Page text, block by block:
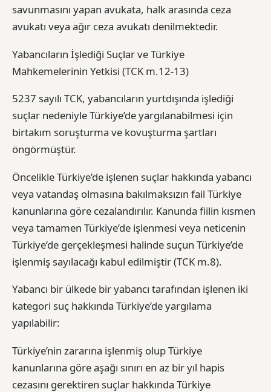
savunmasını yapan avukata, halk arasında ceza
avukatı veya ağır ceza avukatı denilmektedir.
Yabancıların İşlediği Suçlar ve Türkiye
Mahkemelerinin Yetkisi (TCK m.12-13)
5237 sayılı TCK, yabancıların yurtdışında işlediği
suçlar nedeniyle Türkiye’de yargılanabilmesi için
birtakım soruşturma ve kovuşturma şartları
öngörmüştür.
Öncelikle Türkiye’de işlenen suçlar hakkında yabancı
veya vatandaş olmasına bakılmaksızın fail Türkiye
kanunlarına göre cezalandırılır. Kanunda fiilin kısmen
veya tamamen Türkiye’de işlenmesi veya neticenin
Türkiye’de gerçekleşmesi halinde suçun Türkiye’de
işlenmiş sayılacağı kabul edilmiştir (TCK m.8).
Yabancı bir ülkede bir yabancı tarafından işlenen iki
kategori suç hakkında Türkiye’de yargılama
yapılabilir:
Türkiye’nin zararına işlenmiş olup Türkiye
kanunlarına göre aşağı sınırı en az bir yıl hapis
cezasını gerektiren suçlar hakkında Türkiye